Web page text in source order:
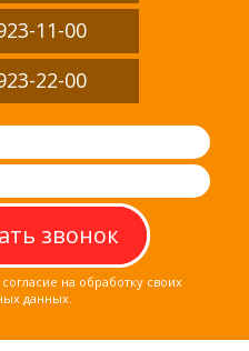
11-00
22-00
на обработку своих
данных.